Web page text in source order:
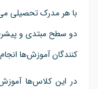
با هر مدرک تحصیلی
دو سطح مبتدی و
کنندگان آموزش‌ها
در این کلاس‌ها